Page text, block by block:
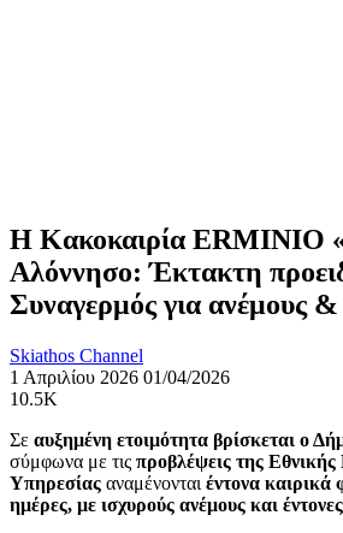
Η Κακοκαιρία ERMINIO
Αλόννησο: Έκτακτη
Συναγερμός για ανέμους &
Skiathos Channel
1 Απριλίου 2026 01/04/2026
10.5K
Σε αυξημένη ετοιμότητα βρίσκεται ο
σύμφωνα με τις προβλέψεις της
Υπηρεσίας αναμένονται έντονα καιρικά
ημέρες, με ισχυρούς ανέμους και